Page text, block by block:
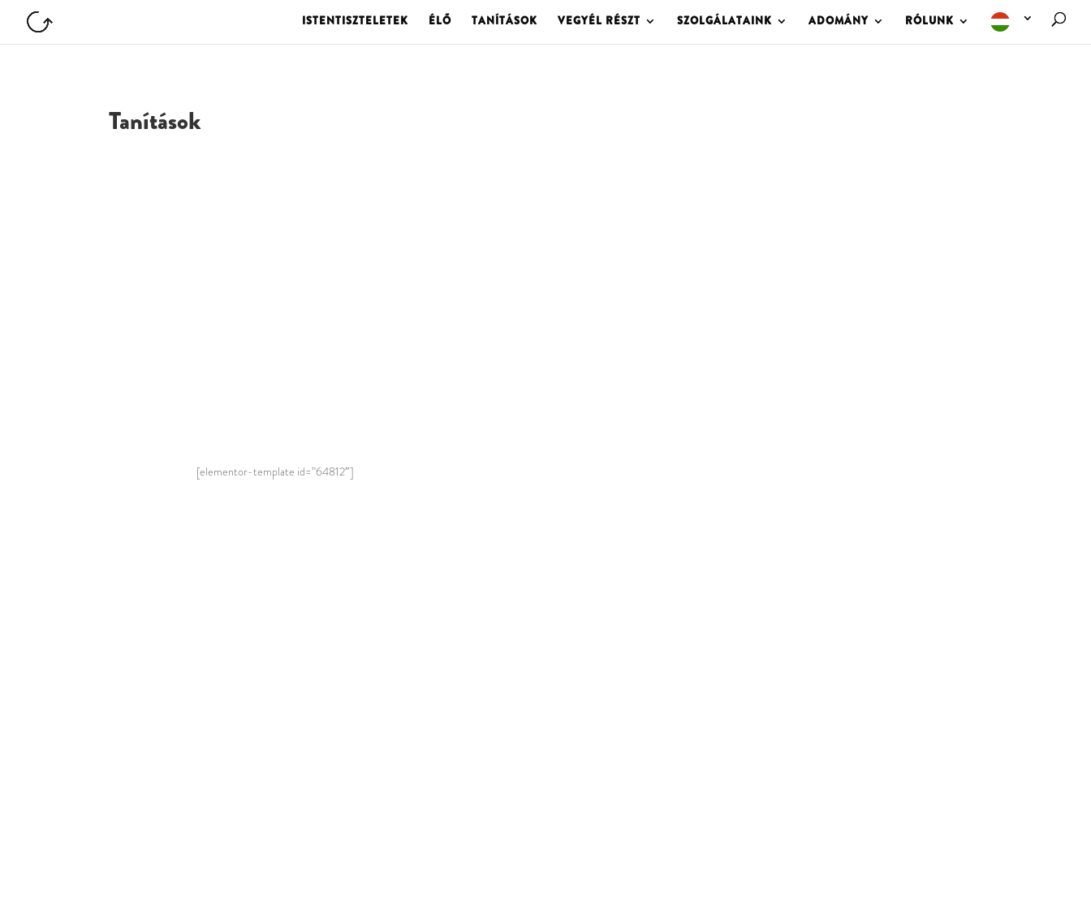
ISTENTISZTELETEK ÉLŐ TANÍTÁSOK VEGYÉL RÉSZT SZOLGÁLATAINK ADOMÁNY RÓLUNK
Tanítások
[elementor-template id=”64812″]